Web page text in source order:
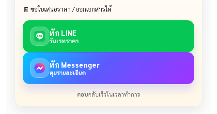
🧾 ขอใบเสนอราคา / ออกเอกสารได้
ทัก LINE
รับเรทราคา
ทัก Messenger
คุยรายละเอียด
ตอบกลับเร็วในเวลาทำการ